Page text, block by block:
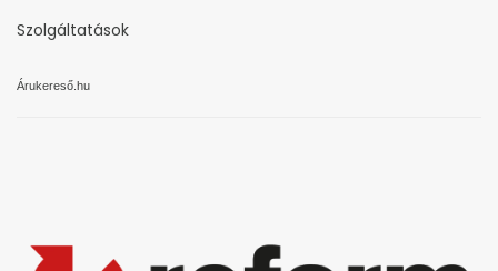
Szolgáltatások
Árukereső.hu